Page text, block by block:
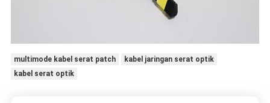
multimode kabel serat patch
kabel jaringan serat optik
kabel serat optik